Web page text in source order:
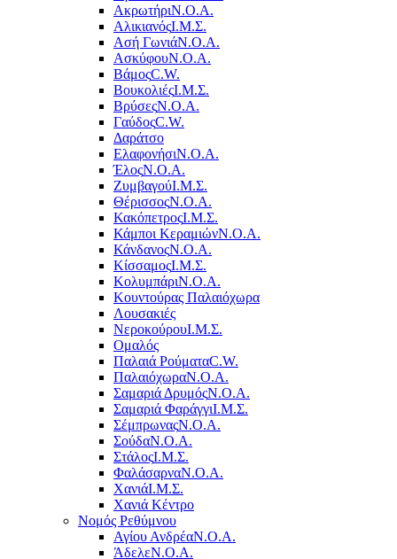
ΑκρωτήριΝ.Ο.Α.
ΑλικιανόςΙ.Μ.Σ.
Ασή ΓωνιάΝ.Ο.Α.
ΑσκύφουΝ.Ο.Α.
ΒάμοςC.W.
ΒουκολιέςΙ.Μ.Σ.
ΒρύσεςΝ.Ο.Α.
ΓαύδοςC.W.
Δαράτσο
ΕλαφονήσιΝ.Ο.Α.
ΈλοςΝ.Ο.Α.
ΖυμβαγούΙ.Μ.Σ.
ΘέρισσοςΝ.Ο.Α.
ΚακόπετροςΙ.Μ.Σ.
Κάμποι ΚεραμιώνΝ.Ο.Α.
ΚάνδανοςΝ.Ο.Α.
ΚίσσαμοςΙ.Μ.Σ.
ΚολυμπάριΝ.Ο.Α.
Κουντούρας Παλαιόχωρα
Λουσακιές
ΝεροκούρουΙ.Μ.Σ.
Ομαλός
Παλαιά ΡούματαC.W.
ΠαλαιόχωραΝ.Ο.Α.
Σαμαριά ΔρυμόςΝ.Ο.Α.
Σαμαριά ΦαράγγιΙ.Μ.Σ.
ΣέμπρωναςΝ.Ο.Α.
ΣούδαΝ.Ο.Α.
ΣτάλοςΙ.Μ.Σ.
ΦαλάσαρναΝ.Ο.Α.
ΧανιάΙ.Μ.Σ.
Χανιά Κέντρο
Νομός Ρεθύμνου
Αγίου ΑνδρέαΝ.Ο.Α.
ΆδελεΝ.Ο.Α.